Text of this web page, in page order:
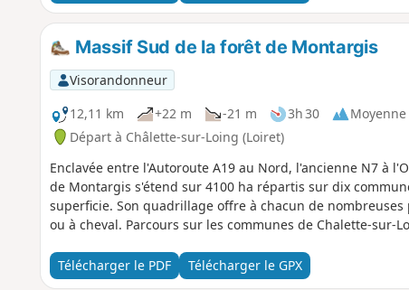
Massif Sud de la forêt de Montargis
Visorandonneur
12,11 km
+22 m -21 m 3h 30
Moyenne
Départ à Châlette-sur-Loing (Loiret)
Enclavée entre l'Autoroute A19 au Nord, l'ancienne N7 à
de Montargis s'étend sur 4100 ha répartis sur dix
superficie. Son quadrillage offre à chacun de
ou à cheval. Parcours sur les communes de Chalette-sur-
Télécharger le PDF Télécharger le GPX